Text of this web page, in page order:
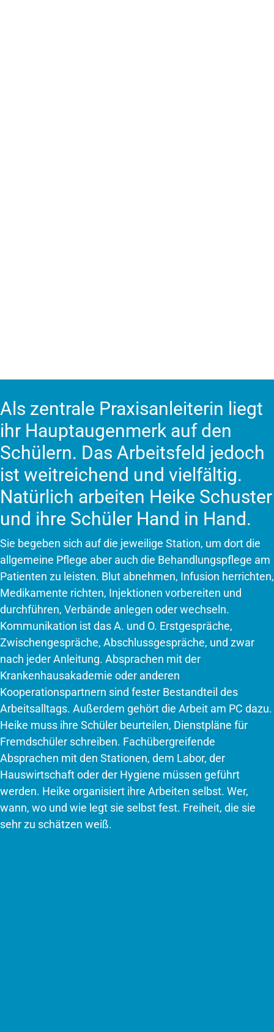
Als zentrale Praxisanleiterin liegt
ihr Hauptaugenmerk auf den
Schülern. Das Arbeitsfeld jedoch
ist weitreichend und vielfältig.
Natürlich arbeiten Heike Schuster
und ihre Schüler Hand in Hand.
Sie begeben sich auf die jeweilige Station, um dort die
allgemeine Pflege aber auch die Behandlungspflege am
Patienten zu leisten. Blut abnehmen, Infusion herrichten,
Medikamente richten, Injektionen vorbereiten und
durchführen, Verbände anlegen oder wechseln.
Kommunikation ist das A. und O. Erstgespräche,
Zwischengespräche, Abschlussgespräche, und zwar
nach jeder Anleitung. Absprachen mit der
Krankenhausakademie oder anderen
Kooperationspartnern sind fester Bestandteil des
Arbeitsalltags. Außerdem gehört die Arbeit am PC dazu.
Heike muss ihre Schüler beurteilen, Dienstpläne für
Fremdschüler schreiben. Fachübergreifende
Absprachen mit den Stationen, dem Labor, der
Hauswirtschaft oder der Hygiene müssen geführt
werden. Heike organisiert ihre Arbeiten selbst. Wer,
wann, wo und wie legt sie selbst fest. Freiheit, die sie
sehr zu schätzen weiß.